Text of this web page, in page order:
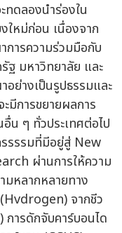
ทดลองนำร่องใน
หม่ก่อน เนื่องจาก
ารความร่วมมือกับ
ฐ มหาวิทยาลัย และ
อย่างเป็นรูปธรรมและ
มีการขยายผลการ
น ๆ ทั่วประเทศต่อไป
รรรรมที่มีอยู่สู่ New
ผ่านการให้ความ
มหลากหลายทาง
(Hvdrogen) จากชีว
การดักจับคาร์บอนได